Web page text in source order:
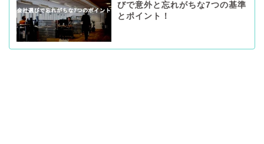
びで意外と忘れがちな7つの基準
とポイント！